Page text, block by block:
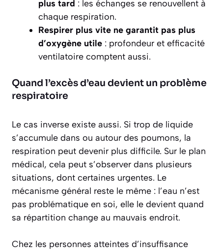
plus tard : les échanges se renouvellent à
chaque respiration.
Respirer plus vite ne garantit pas plus
d’oxygène utile : profondeur et efficacité
ventilatoire comptent aussi.
Quand l’excès d’eau devient un problème
respiratoire
Le cas inverse existe aussi. Si trop de liquide
s’accumule dans ou autour des poumons, la
respiration peut devenir plus difficile. Sur le plan
médical, cela peut s’observer dans plusieurs
situations, dont certaines urgentes. Le
mécanisme général reste le même : l’eau n’est
pas problématique en soi, elle le devient quand
sa répartition change au mauvais endroit.
Chez les personnes atteintes d’insuffisance